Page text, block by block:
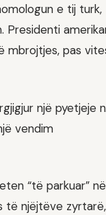
e tij turk,
Presidenti
mbrojtjes, pas
një pyetjeje
vendim
“të parkuar” në
të njëjtëve